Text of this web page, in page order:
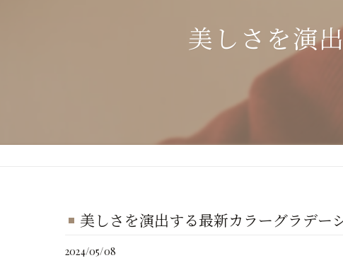
美しさを演
美しさを演出する最新カラーグラデー
2024/05/08